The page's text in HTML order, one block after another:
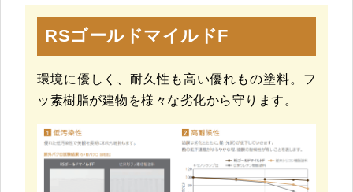
RSゴールドマイルドF
環境に優しく、耐久性も高い優れもの塗料。フ
ッ素樹脂が建物を様々な劣化から守ります。